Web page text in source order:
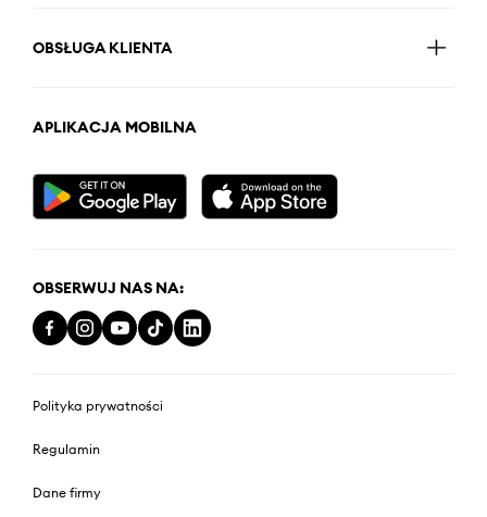
OBSŁUGA KLIENTA
APLIKACJA MOBILNA
OBSERWUJ NAS NA:
Polityka prywatności
Regulamin
Dane firmy